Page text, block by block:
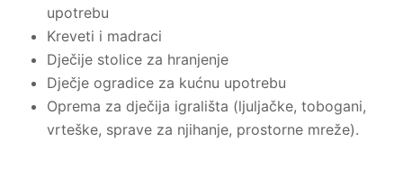
upotrebu
Kreveti i madraci
Dječije stolice za hranjenje
Dječje ogradice za kućnu upotrebu
Oprema za dječija igrališta (ljuljačke, tobogani,
vrteške, sprave za njihanje, prostorne mreže).